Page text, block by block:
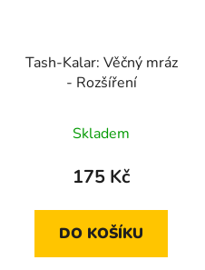
Tash-Kalar: Věčný mráz
- Rozšíření
Skladem
175 Kč
DO KOŠÍKU